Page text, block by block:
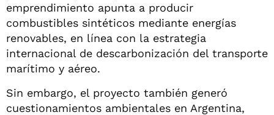
emprendimiento apunta a producir
combustibles sintéticos mediante energías
renovables, en línea con la estrategia
internacional de descarbonización del transporte
marítimo y aéreo.
Sin embargo, el proyecto también generó
cuestionamientos ambientales en Argentina,